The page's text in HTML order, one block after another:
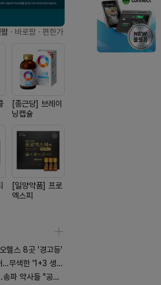
팜 · 바로팜 · 편한가
[종근당] 브레이
닝캡슐
[일양약품] 프로
엑스피
헬스 8곳 '경고등'
무색한 '1+3 생동'
사들 "공공성 훼손"